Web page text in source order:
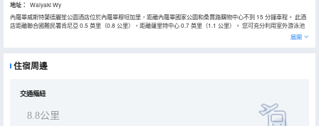
地址：
Waiyaki Wy
內羅畢威斯特蘭德麗笙公園酒店位於內羅畢穆坦加里，距離內羅畢國家公園和桑賈路購物中心不到 15 分鐘車程。 此酒
店距離聯合國難民署肯尼亞 0.5 英里（0.8 公里），距離薩里特中心 0.7 英里（1.1 公里）。 您可充分利用室外游泳池
和健身中心等度假設施。此酒店的其他特色包括免費 WiFi、禮賓服務和燒烤爐。 您可以到酒店的Live Inn Restaurant
餐廳用餐，這裏供應午餐和晚餐。此外您還可以去咖啡館用餐，或者待在房間裏，享受部分時段客房送餐服務。歡迎光
LED 電視；您定能在旅途中找到家的舒適。提供免費無線網絡，方便您與朋友保持聯繫。配備淋浴設施的私人浴室提供
展開
住宿周邊
交通樞紐
8.8公里